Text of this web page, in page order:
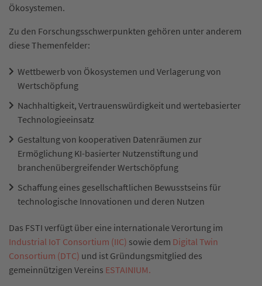
Ökosystemen.
Zu den Forschungsschwerpunkten gehören unter anderem
diese Themenfelder:
Wettbewerb von Ökosystemen und Verlagerung von
Wertschöpfung
Nachhaltigkeit, Vertrauenswürdigkeit und wertebasierter
Technologieeinsatz
Gestaltung von kooperativen Datenräumen zur
Ermöglichung KI-basierter Nutzenstiftung und
branchenübergreifender Wertschöpfung
Schaffung eines gesellschaftlichen Bewusstseins für
technologische Innovationen und deren Nutzen
Das FSTI verfügt über eine internationale Verortung im
Industrial IoT Consortium (IIC) sowie dem Digital Twin
Consortium (DTC) und ist Gründungsmitglied des
gemeinnützigen Vereins ESTAINIUM.